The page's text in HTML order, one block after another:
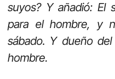
suyos? Y añadió: El
para el hombre, y
sábado. Y dueño
hombre.